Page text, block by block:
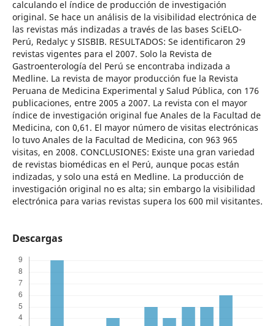
calculando el índice de producción de investigación
original. Se hace un análisis de la visibilidad electrónica de
las revistas más indizadas a través de las bases SciELO-
Perú, Redalyc y SISBIB. RESULTADOS: Se identificaron 29
revistas vigentes para el 2007. Solo la Revista de
Gastroenterología del Perú se encontraba indizada a
Medline. La revista de mayor producción fue la Revista
Peruana de Medicina Experimental y Salud Pública, con 176
publicaciones, entre 2005 a 2007. La revista con el mayor
índice de investigación original fue Anales de la Facultad de
Medicina, con 0,61. El mayor número de visitas electrónicas
lo tuvo Anales de la Facultad de Medicina, con 963 965
visitas, en 2008. CONCLUSIONES: Existe una gran variedad
de revistas biomédicas en el Perú, aunque pocas están
indizadas, y solo una está en Medline. La producción de
investigación original no es alta; sin embargo la visibilidad
electrónica para varias revistas supera los 600 mil visitantes.
Descargas